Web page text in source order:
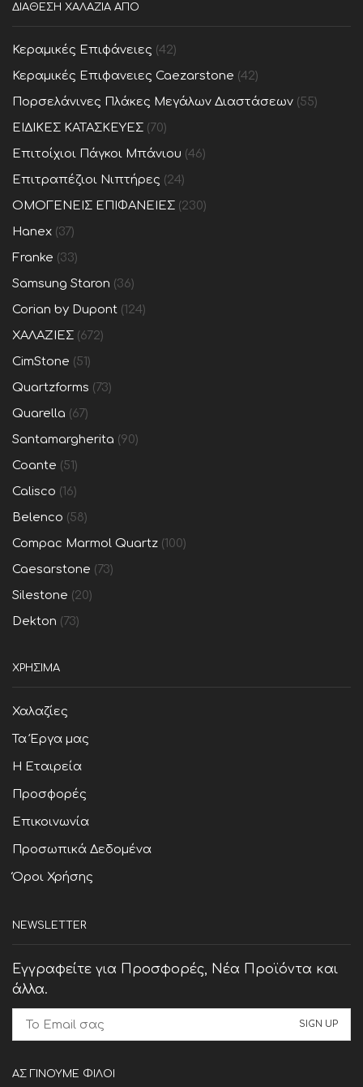
ΔΙΑΘΕΣΗ ΧΑΛΑΖΙΑ ΑΠΟ
Κεραμικές Επιφάνειες (42)
Κεραμικές Επιφανειες Caezarstone (42)
Πορσελάνινες Πλάκες Μεγάλων Διαστάσεων (55)
ΕΙΔΙΚΕΣ ΚΑΤΑΣΚΕΥΕΣ (70)
Επιτοίχιοι Πάγκοι Μπάνιου (46)
Επιτραπέζιοι Νιπτήρες (24)
ΟΜΟΓΕΝΕΙΣ ΕΠΙΦΑΝΕΙΕΣ (230)
Hanex (37)
Franke (33)
Samsung Staron (36)
Corian by Dupont (124)
ΧΑΛΑΖΙΕΣ (672)
CimStone (51)
Quartzforms (73)
Quarella (67)
Santamargherita (90)
Coante (51)
Calisco (16)
Belenco (58)
Compac Marmol Quartz (100)
Caesarstone (73)
Silestone (20)
Dekton (73)
ΧΡΗΣΙΜΑ
Χαλαζίες
Τα Έργα μας
Η Εταιρεία
Προσφορές
Επικοινωνία
Προσωπικά Δεδομένα
Όροι Χρήσης
NEWSLETTER
Εγγραφείτε για Προσφορές, Νέα Προϊόντα και
άλλα.
ΑΣ ΓΙΝΟΥΜΕ ΦΙΛΟΙ